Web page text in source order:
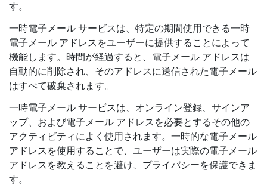
す。
一時電子メール サービスは、 特定の期間使用できる一時
電子メール アドレスをユーザーに提供することによって
機能します。時間が経過すると、電子メール アドレスは
自動的に削除され、そのアドレスに送信された電子メール
はすべて破棄されます。
一時電子メール サービスは、オンライン登録、サインア
ップ、および電子メール アドレスを必要とするその他の
アクティビティによく使用されます。一時的な電子メール
アドレスを使用することで、ユーザーは実際の電子メール
アドレスを教えることを避け、プライバシーを保護できま
す。